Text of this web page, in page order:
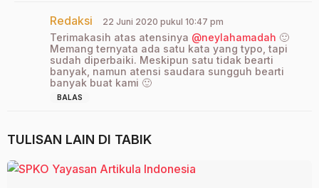
t
a
:
Redaksi
e
r
k
a
t
22 Juni 2020 pukul 10:47 pm
Terimakasih atas atensinya @neylahamadah 🙂
Memang ternyata ada satu kata yang typo, tapi
sudah diperbaiki. Meskipun satu tidak bearti
banyak, namun atensi saudara sungguh bearti
banyak buat kami 🙂
BALAS
TULISAN LAIN DI TABIK